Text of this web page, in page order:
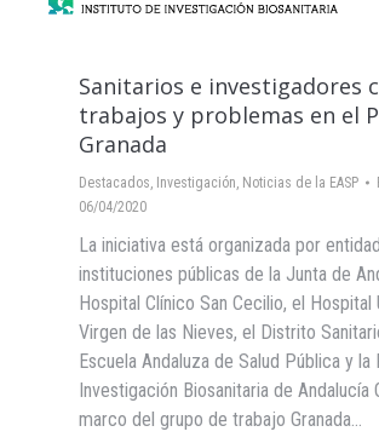
Sanitarios e investigadores
trabajos y problemas en el
Granada
Destacados, Investigación, Noticias de la EASP
06/04/2020
La iniciativa está organizada por
instituciones públicas de la Junta de
Hospital Clínico San Cecilio, el Hospital
Virgen de las Nieves, el Distrito
Escuela Andaluza de Salud Pública y la
Investigación Biosanitaria de Andalucía
marco del grupo de trabajo Granada…